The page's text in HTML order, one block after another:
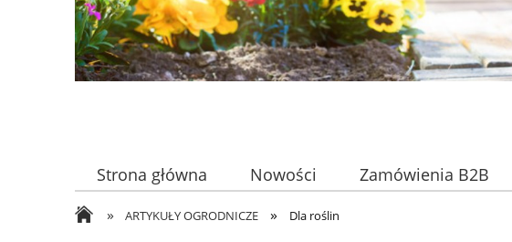
Strona główna Nowości Zamówienia B2B
» ARTYKUŁY OGRODNICZE » Dla roślin